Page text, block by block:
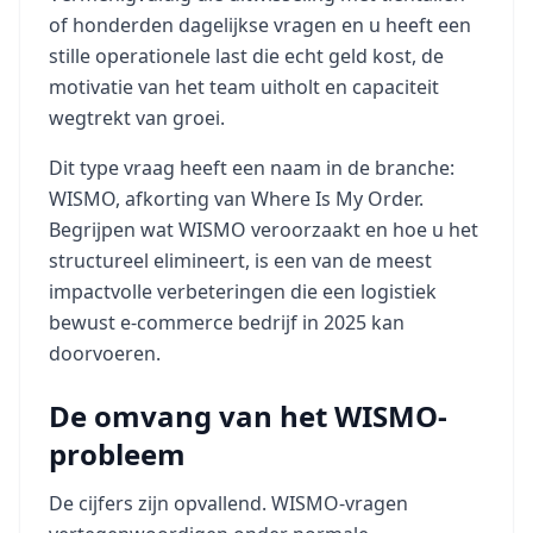
of honderden dagelijkse vragen en u heeft een
stille operationele last die echt geld kost, de
motivatie van het team uitholt en capaciteit
wegtrekt van groei.
Dit type vraag heeft een naam in de branche:
WISMO, afkorting van Where Is My Order.
Begrijpen wat WISMO veroorzaakt en hoe u het
structureel elimineert, is een van de meest
impactvolle verbeteringen die een logistiek
bewust e-commerce bedrijf in 2025 kan
doorvoeren.
De omvang van het WISMO-
probleem
De cijfers zijn opvallend. WISMO-vragen